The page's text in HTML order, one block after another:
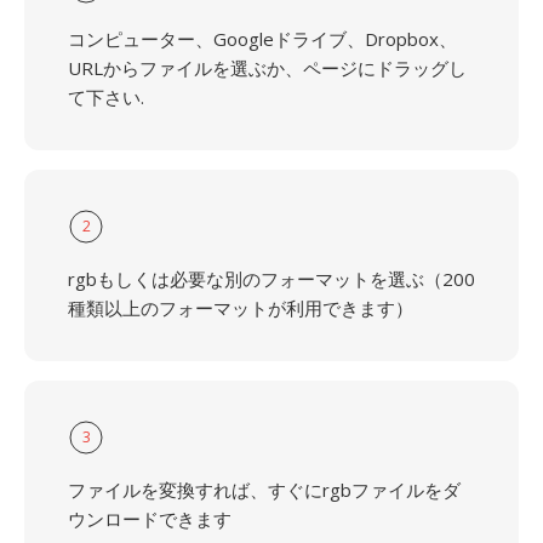
コンピューター、Googleドライブ、Dropbox、
URLからファイルを選ぶか、ページにドラッグし
て下さい.
2
rgbもしくは必要な別のフォーマットを選ぶ（200
種類以上のフォーマットが利用できます）
3
ファイルを変換すれば、すぐにrgbファイルをダ
ウンロードできます